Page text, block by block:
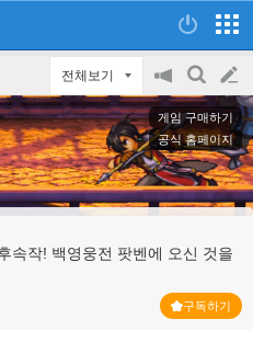
전체보기
공
지
on/off
검
색
글
쓰
기
게임 구매하기
공식 홈페이지
속작! 백영웅전 팟벤에 오신 것을
구독하기